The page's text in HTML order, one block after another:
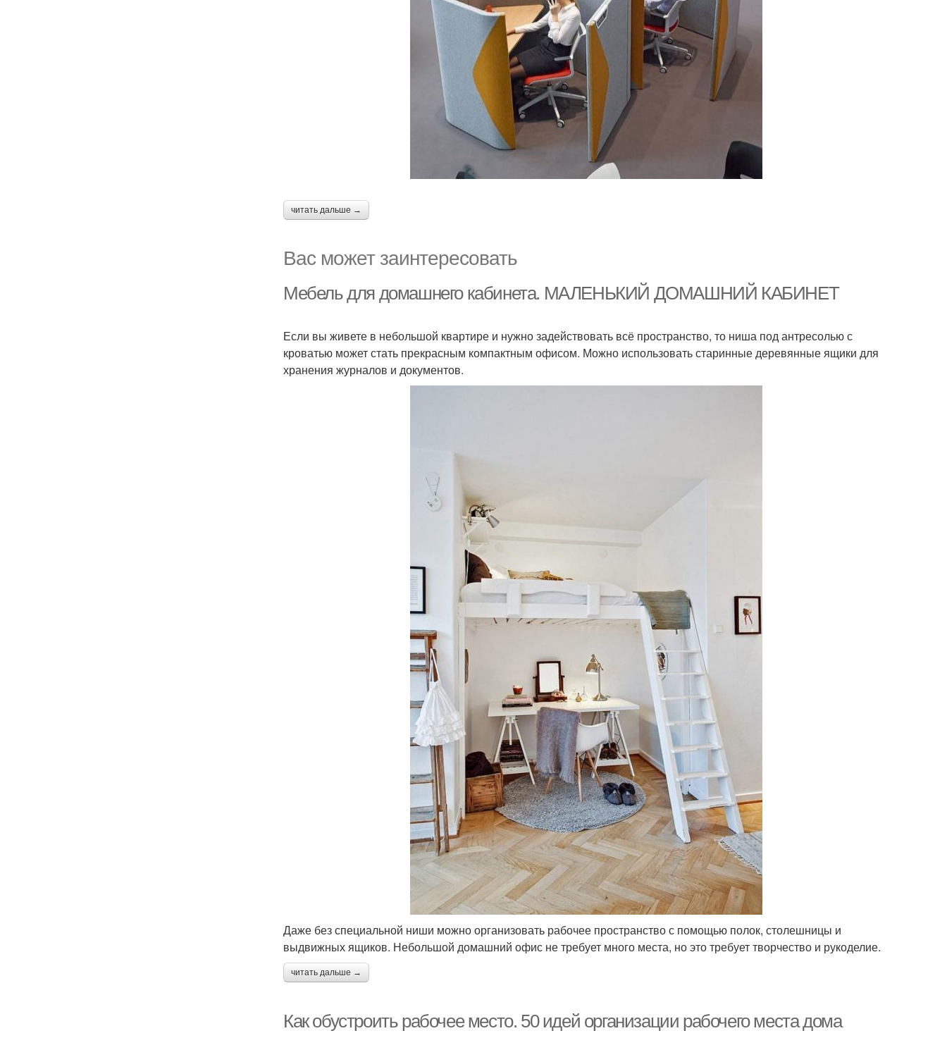
читать дальше →
Вас может заинтересовать
Мебель для домашнего кабинета. МАЛЕНЬКИЙ ДОМАШНИЙ КАБИНЕТ
Если вы живете в небольшой квартире и нужно задействовать всё пространство, то ниша под антресолью с
кроватью может стать прекрасным компактным офисом. Можно использовать старинные деревянные ящики для
хранения журналов и документов.
Даже без специальной ниши можно организовать рабочее пространство с помощью полок, столешницы и
выдвижных ящиков. Небольшой домашний офис не требует много места, но это требует творчество и рукоделие.
читать дальше →
Как обустроить рабочее место. 50 идей организации рабочего места дома